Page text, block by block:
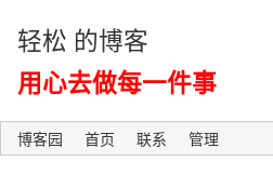
轻松 的博客
用心去做每一件事
博客园 首页 联系 管理